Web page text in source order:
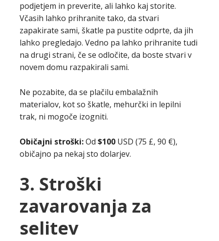
podjetjem in preverite, ali lahko kaj storite.
Včasih lahko prihranite tako, da stvari
zapakirate sami, škatle pa pustite odprte, da jih
lahko pregledajo. Vedno pa lahko prihranite tudi
na drugi strani, če se odločite, da boste stvari v
novem domu razpakirali sami.
Ne pozabite, da se plačilu embalažnih
materialov, kot so škatle, mehurčki in lepilni
trak, ni mogoče izogniti.
Običajni stroški:Od $100 USD (75 £, 90 €),
običajno pa nekaj sto dolarjev.
3. Stroški
zavarovanja za
selitev